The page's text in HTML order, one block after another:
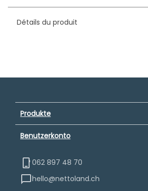
Détails du produit
Produkte
Benutzerkonto
062 897 48 70
hello@nettoland.ch